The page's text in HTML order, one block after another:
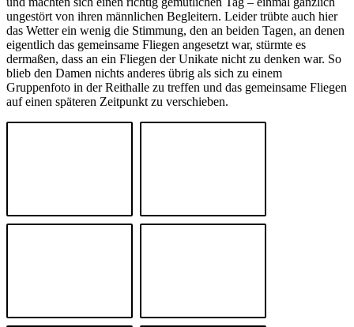
ungestört von ihren männlichen Begleitern. Leider trübte auch hier
das Wetter ein wenig die Stimmung, den an beiden Tagen, an denen
eigentlich das gemeinsame Fliegen angesetzt war, stürmte es
dermaßen, dass an ein Fliegen der Unikate nicht zu denken war. So
blieb den Damen nichts anderes übrig als sich zu einem
Gruppenfoto in der Reithalle zu treffen und das gemeinsame Fliegen
auf einen späteren Zeitpunkt zu verschieben.